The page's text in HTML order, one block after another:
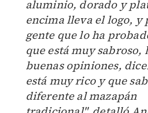
aluminio, dorado y
encima lleva el logo, y
gente que lo ha
que está muy sabroso,
buenas opiniones,
está muy rico y que
diferente al mazapán